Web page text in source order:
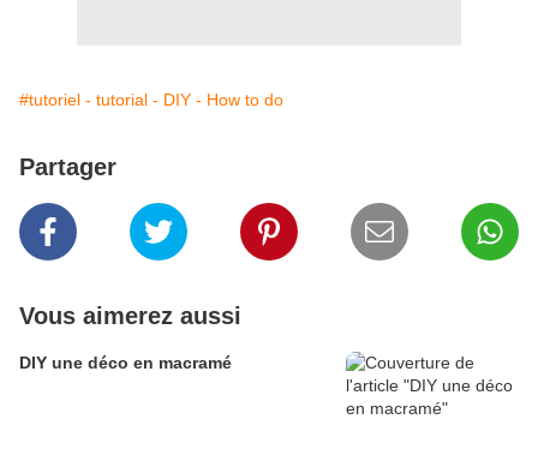
#tutoriel - tutorial - DIY - How to do
Partager
Vous aimerez aussi
DIY une déco en macramé